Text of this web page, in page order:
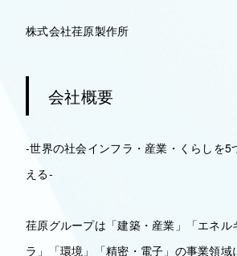
株式会社荏原製作所
会社概要
-世界の社会インフラ・産業・くらしを5
える-
荏原グループは「建築・産業」「エネル
ラ」「環境」「精密・電子」の事業領域